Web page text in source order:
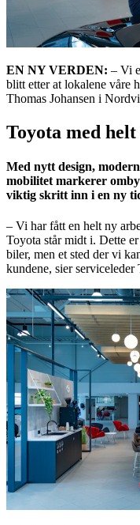
EN NY VERDEN: – Vi
blitt etter at lokalene våre
Thomas Johansen i
Toyota med
Med nytt design,
mobilitet markerer
viktig skritt inn i en ny
– Vi har fått en helt ny
Toyota står midt i. Dette
biler, men et sted der vi
kundene, sier